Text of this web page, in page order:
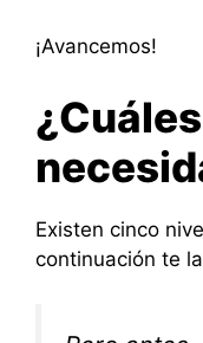
¡Avancemos!
Existen cinco
continuación te